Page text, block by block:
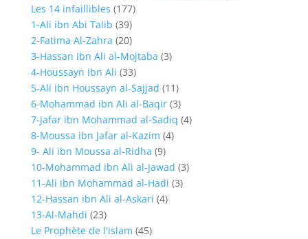
Les 14 infaillibles (177)
1-Ali ibn Abi Talib (39)
2-Fatima Al-Zahra (20)
3-Hassan ibn Ali al-Mojtaba (3)
4-Houssayn ibn Ali (33)
5-Ali ibn Houssayn al-Sajjad (11)
6-Mohammad ibn Ali al-Baqir (3)
7-Jafar ibn Mohammad al-Sadiq (4)
8-Moussa ibn Jafar al-Kazim (4)
9- Ali ibn Moussa al-Ridha (9)
10-Mohammad ibn Ali al-Jawad (3)
11-Ali ibn Mohammad al-Hadi (3)
12-Hassan ibn Ali al-Askari (4)
13-Al-Mahdi (23)
Le Prophète de l'islam (45)